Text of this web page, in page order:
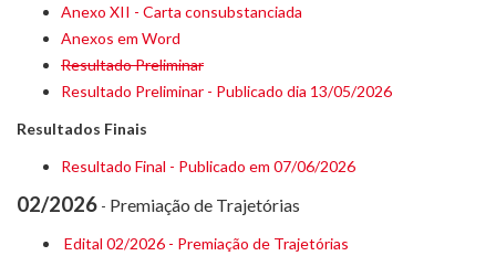
Anexo XII - Carta consubstanciada
Anexos em Word
Resultado Preliminar
Resultado Preliminar - Publicado dia 13/05/2026
Resultados Finais
Resultado Final - Publicado em 07/06/2026
02/2026 - Premiação de Trajetórias
Edital 02/2026 - Premiação de Trajetórias